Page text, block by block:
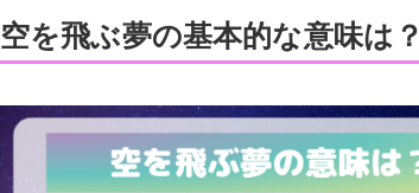
空を飛ぶ夢の基本的な意味は？